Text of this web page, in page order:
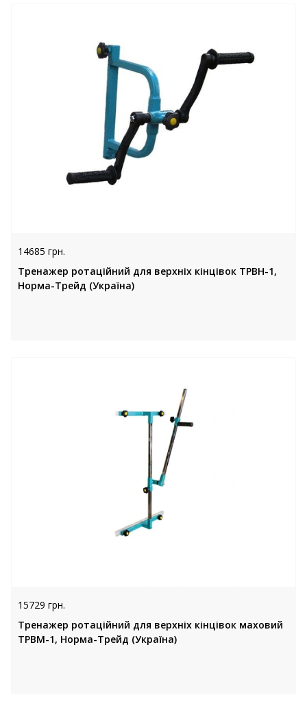
14685 грн.
Тренажер ротаційний для верхніх кінцівок ТРВН-1,
Норма-Трейд (Україна)
15729 грн.
Тренажер ротаційний для верхніх кінцівок маховий
ТРВМ-1, Норма-Трейд (Україна)